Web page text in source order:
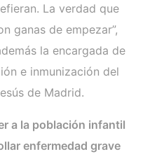
La verdad que
ganas de empezar”,
la encargada de
e inmunización del
de Madrid.
a la población infantil
enfermedad grave